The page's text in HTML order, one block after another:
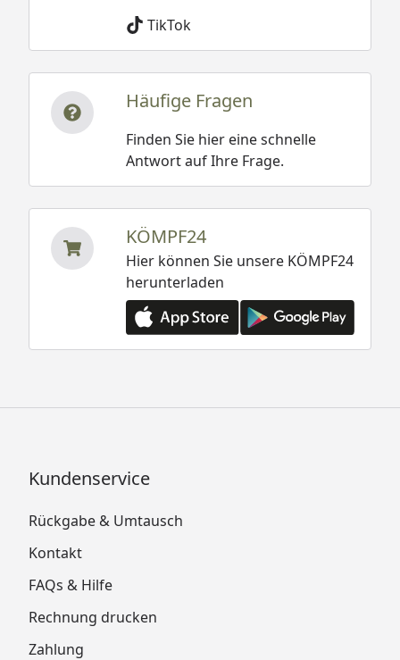
TikTok
Häufige Fragen
Finden Sie hier eine schnelle
Antwort auf Ihre Frage.
KÖMPF24
Hier können Sie unsere KÖMPF24
herunterladen
Kundenservice
Rückgabe & Umtausch
Kontakt
FAQs & Hilfe
Rechnung drucken
Zahlung